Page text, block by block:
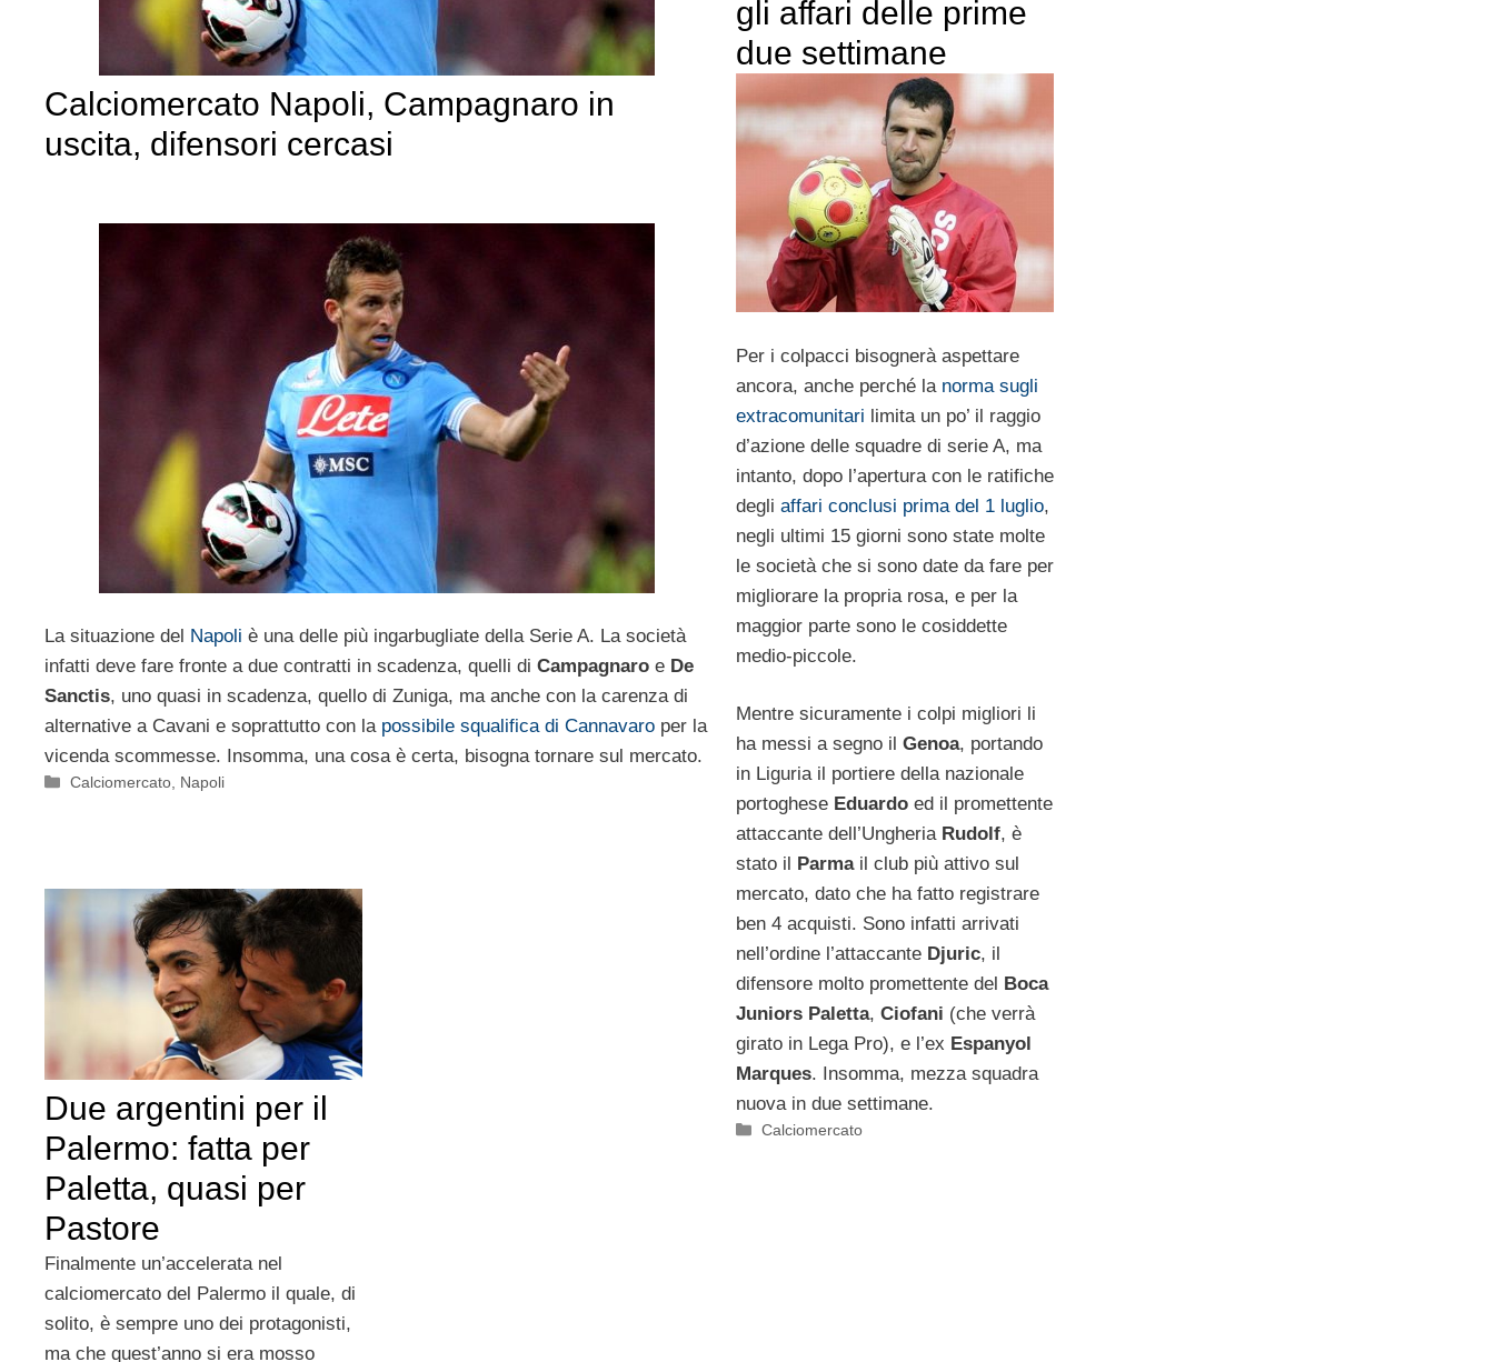
Calciomercato Napoli, Campagnaro in
uscita, difensori cercasi
La situazione del Napoli è una delle più ingarbugliate della Serie A. La società
infatti deve fare fronte a due contratti in scadenza, quelli di Campagnaro e De
Sanctis, uno quasi in scadenza, quello di Zuniga, ma anche con la carenza di
alternative a Cavani e soprattutto con la possibile squalifica di Cannavaro per la
vicenda scommesse. Insomma, una cosa è certa, bisogna tornare sul mercato.
Categorie
Calciomercato Napoli
gli affari delle prime
due settimane
Per i colpacci bisognerà aspettare
ancora, anche perché la norma sugli
extracomunitari limita un po’ il raggio
d’azione delle squadre di serie A, ma
intanto, dopo l’apertura con le ratifiche
degli affari conclusi prima del 1 luglio,
negli ultimi 15 giorni sono state molte
le società che si sono date da fare per
migliorare la propria rosa, e per la
maggior parte sono le cosiddette
medio-piccole.
Mentre sicuramente i colpi migliori li
ha messi a segno il Genoa, portando
in Liguria il portiere della nazionale
portoghese Eduardo ed il promettente
attaccante dell’Ungheria Rudolf, è
stato il Parma il club più attivo sul
mercato, dato che ha fatto registrare
ben 4 acquisti. Sono infatti arrivati
nell’ordine l’attaccante Djuric, il
difensore molto promettente del Boca
Juniors Paletta, Ciofani (che verrà
girato in Lega Pro), e l’ex Espanyol
Marques. Insomma, mezza squadra
nuova in due settimane.
Categorie
Calciomercato
Due argentini per il
Palermo: fatta per
Paletta, quasi per
Pastore
Finalmente un’accelerata nel
calciomercato del Palermo il quale, di
solito, è sempre uno dei protagonisti,
ma che quest’anno si era mosso